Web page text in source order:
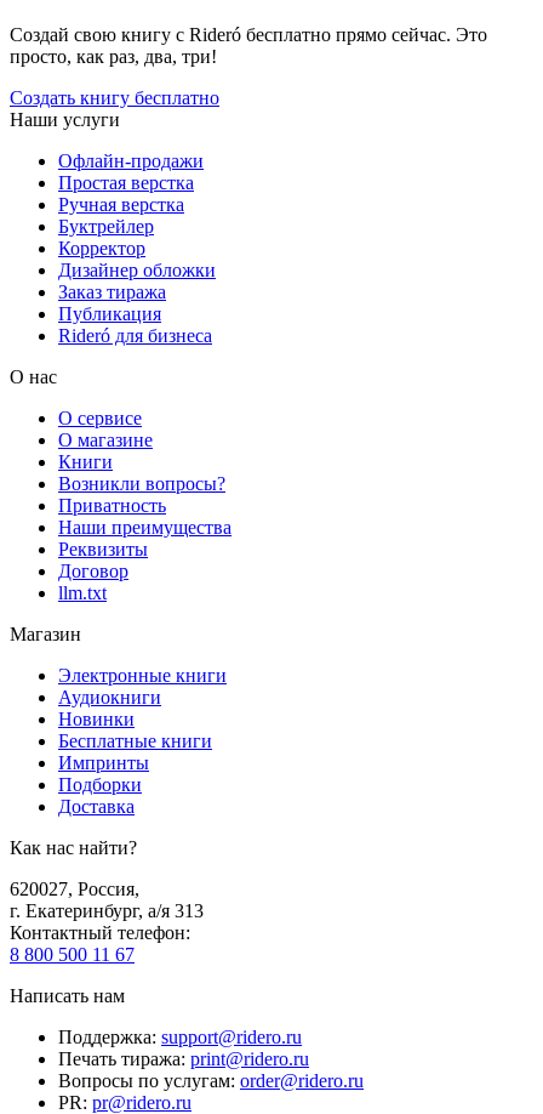
Создай свою книгу с Rideró бесплатно прямо сейчас. Это
просто, как раз, два, три!
Создать книгу бесплатно
Наши услуги
Офлайн-продажи
Простая верстка
Ручная верстка
Буктрейлер
Корректор
Дизайнер обложки
Заказ тиража
Публикация
Rideró для бизнеса
О нас
О сервисе
О магазине
Книги
Возникли вопросы?
Приватность
Наши преимущества
Реквизиты
Договор
llm.txt
Магазин
Электронные книги
Аудиокниги
Новинки
Бесплатные книги
Импринты
Подборки
Доставка
Как нас найти?
620027, Россия,
г. Екатеринбург, а/я 313
Контактный телефон:
8 800 500 11 67
Написать нам
Поддержка: support@ridero.ru
Печать тиража: print@ridero.ru
Вопросы по услугам: order@ridero.ru
PR: pr@ridero.ru